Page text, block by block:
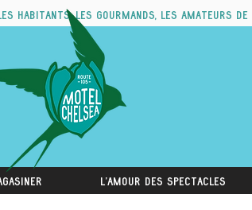
habitants, les gourmands, les amateurs
L'amour des spectacles